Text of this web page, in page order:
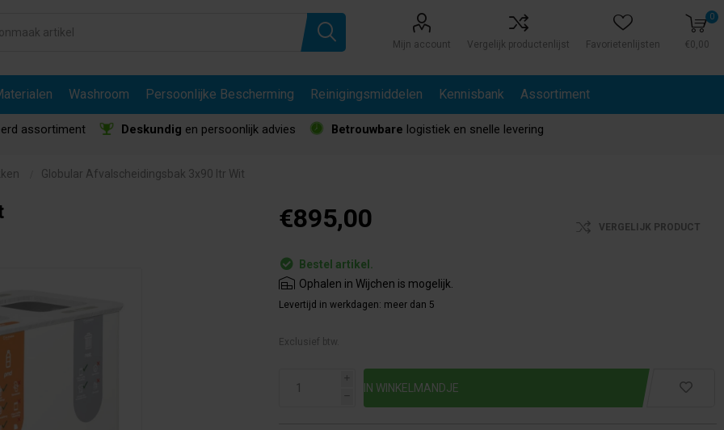
Mijn account Vergelijk productenlijst Favorietenlijsten
0
€0,00
Washroom Persoonlijke Bescherming Reinigingsmiddelen Kennisbank Assortiment
assortiment Deskundig en persoonlijk advies Betrouwbare logistiek en snelle levering
Globular Afvalscheidingsbak 3x90 ltr Wit
€895,00 VERGELIJK PRODUCT
Bestel artikel.
Ophalen in Wijchen is mogelijk.
Levertijd in werkdagen: meer dan 5
Exclusief btw.
i
h